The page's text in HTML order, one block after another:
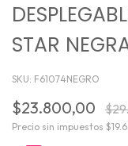
STAR
SKU: F61074NEGRO
$23.800,00
Precio sin impuestos